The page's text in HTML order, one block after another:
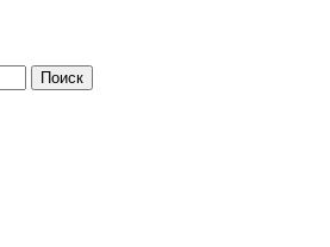
Поиск